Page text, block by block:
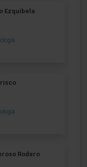
Ezquibela
Rodero